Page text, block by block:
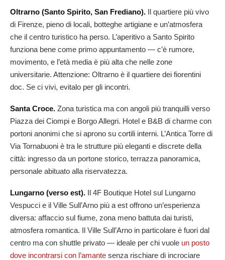
Oltrarno (Santo Spirito, San Frediano). Il quartiere più vivo
di Firenze, pieno di locali, botteghe artigiane e un’atmosfera
che il centro turistico ha perso. L’aperitivo a Santo Spirito
funziona bene come primo appuntamento — c’è rumore,
movimento, e l’età media è più alta che nelle zone
universitarie. Attenzione: Oltrarno è il quartiere dei fiorentini
doc. Se ci vivi, evitalo per gli incontri.
Santa Croce. Zona turistica ma con angoli più tranquilli verso
Piazza dei Ciompi e Borgo Allegri. Hotel e B&B di charme con
portoni anonimi che si aprono su cortili interni. L’Antica Torre di
Via Tornabuoni è tra le strutture più eleganti e discrete della
città: ingresso da un portone storico, terrazza panoramica,
personale abituato alla riservatezza.
Lungarno (verso est). Il 4F Boutique Hotel sul Lungarno
Vespucci e il Ville Sull’Arno più a est offrono un’esperienza
diversa: affaccio sul fiume, zona meno battuta dai turisti,
atmosfera romantica. Il Ville Sull’Arno in particolare è fuori dal
centro ma con shuttle privato — ideale per chi vuole un posto
dove incontrarsi con l’amante senza rischiare di incrociare